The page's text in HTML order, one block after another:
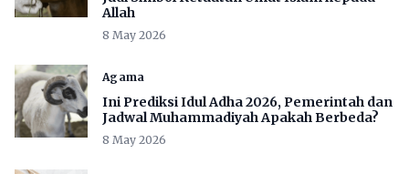
Allah
8 May 2026
Agama
Ini Prediksi Idul Adha 2026, Pemerintah dan
Jadwal Muhammadiyah Apakah Berbeda?
8 May 2026